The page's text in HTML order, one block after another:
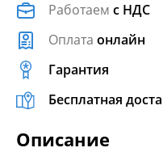
Работаем с НДС
Оплата онлайн
Гарантия
Бесплатная
Описание